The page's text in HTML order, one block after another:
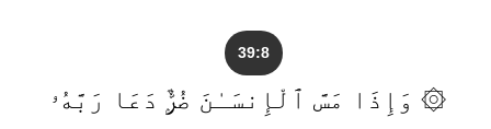
39:8
۞ وَإِذَا مَسَّ ٱلْإِنسَـٰنَ ضُرٌّۭ دَعَا رَبَّهُۥ